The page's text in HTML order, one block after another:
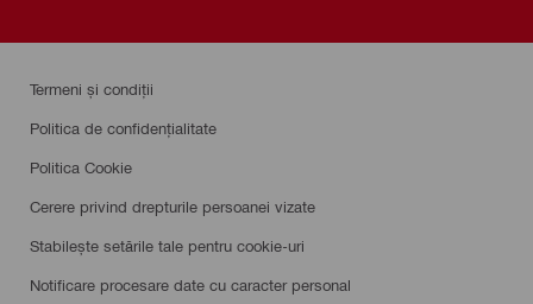
Termeni și condiții
Politica de confidențialitate
Politica Cookie
Cerere privind drepturile persoanei vizate
Stabilește setările tale pentru cookie-uri
Notificare procesare date cu caracter personal